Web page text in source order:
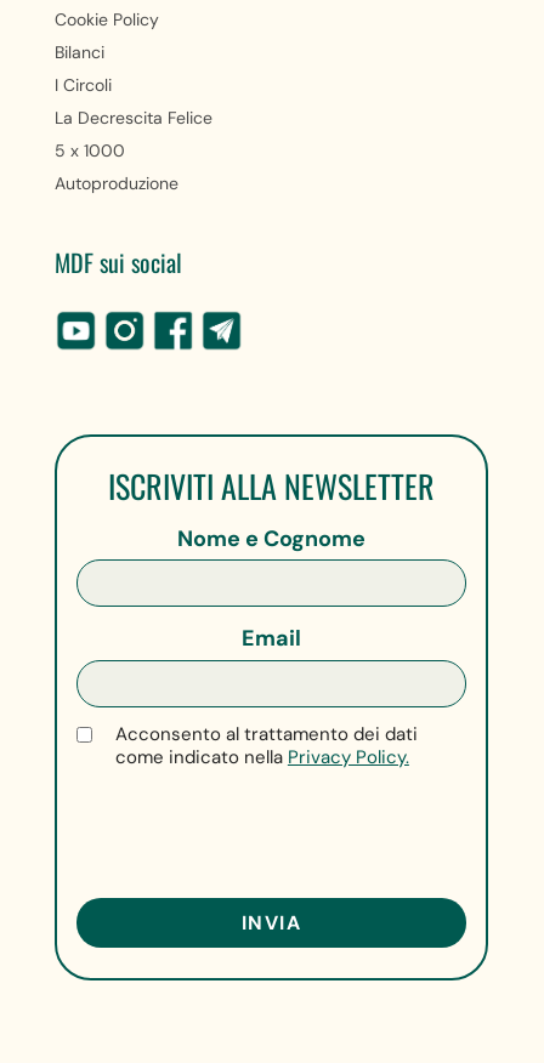
Cookie Policy
Bilanci
I Circoli
La Decrescita Felice
5 x 1000
Autoproduzione
MDF sui social
ISCRIVITI ALLA NEWSLETTER
Nome e Cognome
Email
Acconsento al trattamento dei dati
come indicato nella Privacy Policy.